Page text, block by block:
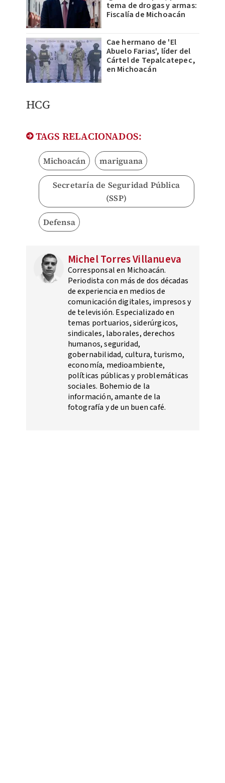
tema de drogas y armas:
Fiscalía de Michoacán
Cae hermano de 'El
Abuelo Farias', líder del
Cártel de Tepalcatepec,
en Michoacán
HCG
TAGS RELACIONADOS:
Michoacán mariguana
Secretaría de Seguridad Pública
(SSP)
Defensa
Michel Torres Villanueva
Corresponsal en Michoacán.
Periodista con más de dos décadas
de experiencia en medios de
comunicación digitales, impresos y
de televisión. Especializado en
temas portuarios, siderúrgicos,
sindicales, laborales, derechos
humanos, seguridad,
gobernabilidad, cultura, turismo,
economía, medioambiente,
políticas públicas y problemáticas
sociales. Bohemio de la
información, amante de la
fotografía y de un buen café.